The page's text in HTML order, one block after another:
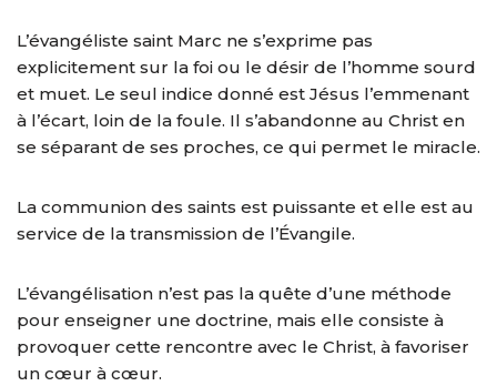
L’évangéliste saint Marc ne s’exprime pas
explicitement sur la foi ou le désir de l’homme sourd
et muet. Le seul indice donné est Jésus l’emmenant
à l’écart, loin de la foule. Il s’abandonne au Christ en
se séparant de ses proches, ce qui permet le miracle.
La communion des saints est puissante et elle est au
service de la transmission de l’Évangile.
L’évangélisation n’est pas la quête d’une méthode
pour enseigner une doctrine, mais elle consiste à
provoquer cette rencontre avec le Christ, à favoriser
un cœur à cœur.